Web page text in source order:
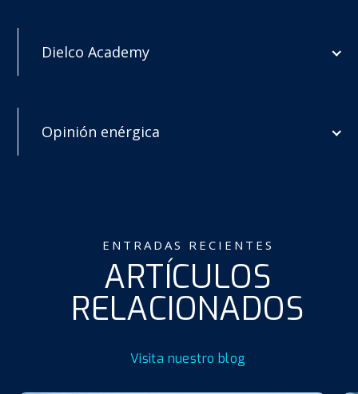
Dielco Academy
Opinión enérgica
ENTRADAS RECIENTES
ARTÍCULOS
RELACIONADOS
Visita nuestro blog